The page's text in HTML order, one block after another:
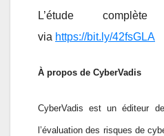
L’étude
via https://bit.ly/42fsGLA
À propos de CyberVadis
CyberVadis est un éditeur
l’évaluation des risques de